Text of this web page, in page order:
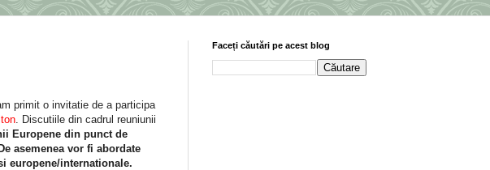
primit o invitatie de a participa
. Discutiile din cadrul reuniunii
Europene din punct de
asemenea vor fi abordate
europene/internationale.
Faceți căutări pe acest blog